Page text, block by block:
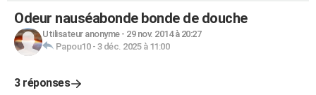
Odeur nauséabonde bonde de douche
Utilisateur anonyme- 29 nov. 2014 à 20:27
Papou10- 3 déc. 2025 à 11:00
3 réponses